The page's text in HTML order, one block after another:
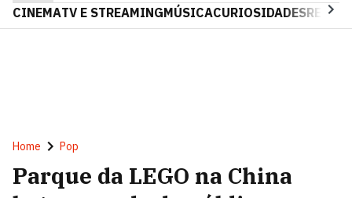
CINEMATV E STREAMINGMÚSICACURIOSIDADES
Home Pop
Parque da LEGO na China